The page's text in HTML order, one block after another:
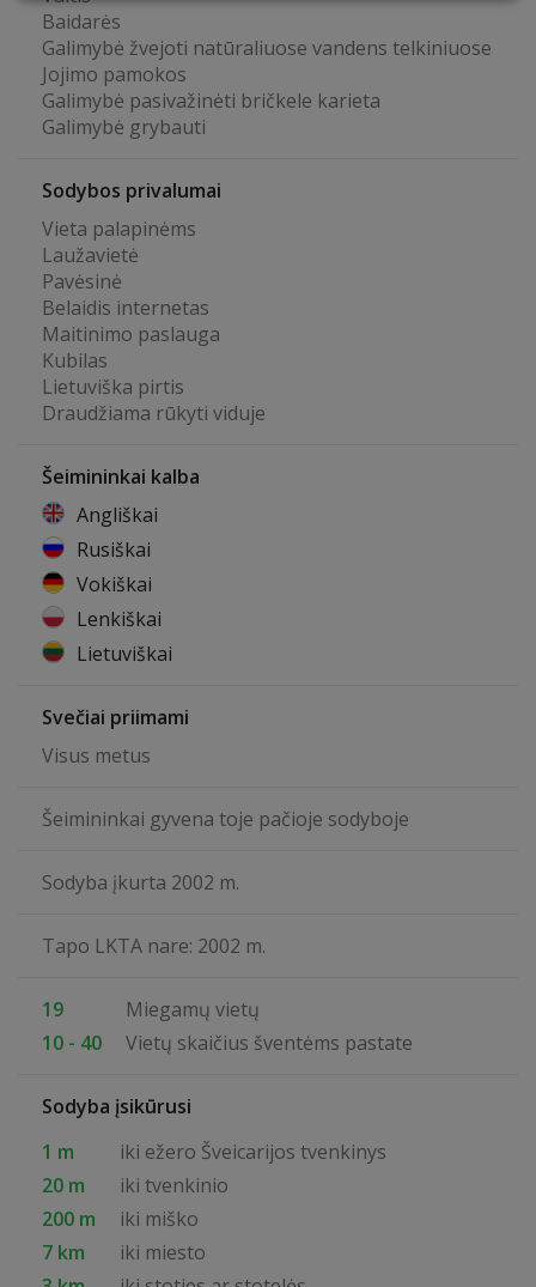
Baidarės
Galimybė žvejoti natūraliuose vandens telkiniuose
Jojimo pamokos
Galimybė pasivažinėti bričkele karieta
Galimybė grybauti
Sodybos privalumai
Vieta palapinėms
Laužavietė
Pavėsinė
Belaidis internetas
Maitinimo paslauga
Kubilas
Lietuviška pirtis
Draudžiama rūkyti viduje
Šeimininkai kalba
Angliškai
Rusiškai
Vokiškai
Lenkiškai
Lietuviškai
Svečiai priimami
Visus metus
Šeimininkai gyvena toje pačioje sodyboje
Sodyba įkurta 2002 m.
Tapo LKTA nare: 2002 m.
19
Miegamų vietų
10 - 40
Vietų skaičius šventėms pastate
Sodyba įsikūrusi
1 m
iki ežero Šveicarijos tvenkinys
20 m
iki tvenkinio
200 m
iki miško
7 km
iki miesto